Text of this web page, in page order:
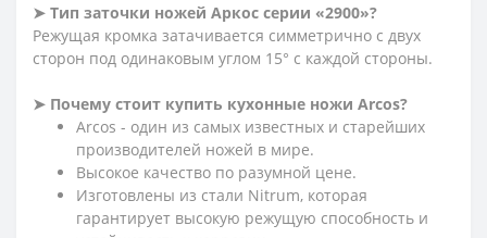
➤ Тип заточки ножей Аркос серии «2900»?
Режущая кромка затачивается симметрично с двух
сторон под одинаковым углом 15° с каждой стороны.
➤ Почему стоит купить кухонные ножи Arcos?
Arcos - один из самых известных и старейших
производителей ножей в мире.
Высокое качество по разумной цене.
Изготовлены из стали Nitrum, которая
гарантирует высокую режущую способность и